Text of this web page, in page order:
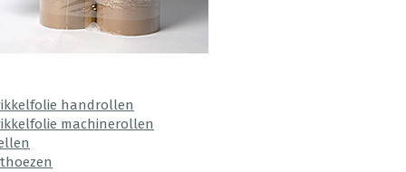
handrollen
machinerollen